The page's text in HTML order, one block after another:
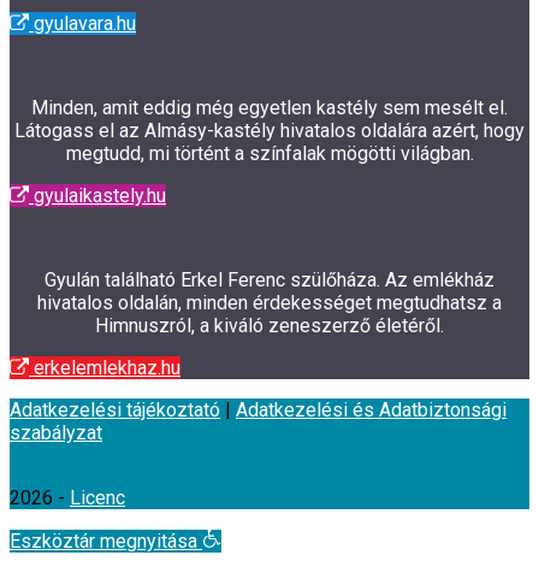
gyulavara.hu
Minden, amit eddig még egyetlen kastély sem mesélt el.
Látogass el az Almásy-kastély hivatalos oldalára azért, hogy
megtudd, mi történt a színfalak mögötti világban.
gyulaikastely.hu
Gyulán található Erkel Ferenc szülőháza. Az emlékház
hivatalos oldalán, minden érdekességet megtudhatsz a
Himnuszról, a kiváló zeneszerző életéről.
erkelemlekhaz.hu
Adatkezelési tájékoztató | Adatkezelési és Adatbiztonsági
szabályzat
2026 - Licenc
Eszköztár megnyitása